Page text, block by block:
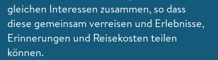
gleichen Interessen zusammen, so dass
diese gemeinsam verreisen und Erlebnisse,
Erinnerungen und Reisekosten teilen
können.